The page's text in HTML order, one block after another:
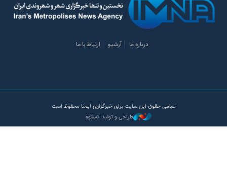
درباره ما آرشیو ارتباط با ما
تمامی حقوق این سایت برای خبرگزاری ایمنا محفوظ است
طراحی و تولید: نستوه